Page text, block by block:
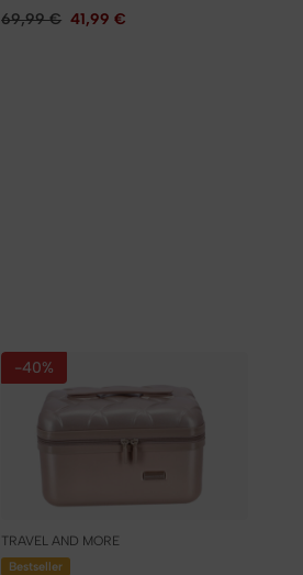
69,99€ 41,99€
-40%
TRAVEL AND MORE
Bestseller